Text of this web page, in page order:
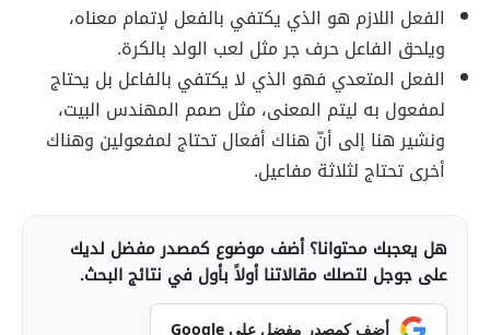
الفعل اللازم هو الذي يكتفي بالفعل لإتمام معناه،
ويلحق الفاعل حرف جر مثل لعب الولد بالكرة.
الفعل المتعدي فهو الذي لا يكتفي بالفاعل بل يحتاج
لمفعول به ليتم المعنى، مثل صمم المهندس البيت،
ونشير هنا إلى أنّ هناك أفعال تحتاج لمفعولين وهناك
أخرى تحتاج لثلاثة مفاعيل.
هل يعجبك محتوانا؟ أضف موضوع كمصدر مفضل لديك
على جوجل لتصلك مقالاتنا أولاً بأول في نتائج البحث.
أضف كمصدر مفضل على Google